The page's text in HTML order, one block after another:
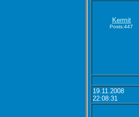
Kermit
Posts:447
19.11.2008
22:08:31